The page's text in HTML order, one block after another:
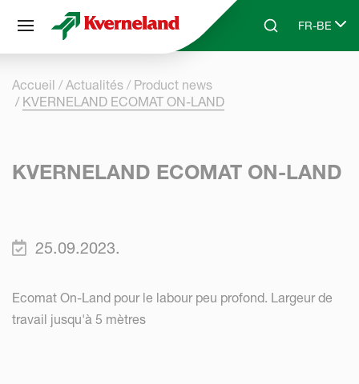
Skip to main content
SearchFR-BE
Select
Accueil Actualités
Product news
KVERNELAND ECOMAT ON-LAND
KVERNELAND ECOMAT ON-LAND
25.09.2023.
Ecomat On-Land pour le labour peu profond. Largeur de
travail jusqu'à 5 mètres
Panneau de gestion des cookies